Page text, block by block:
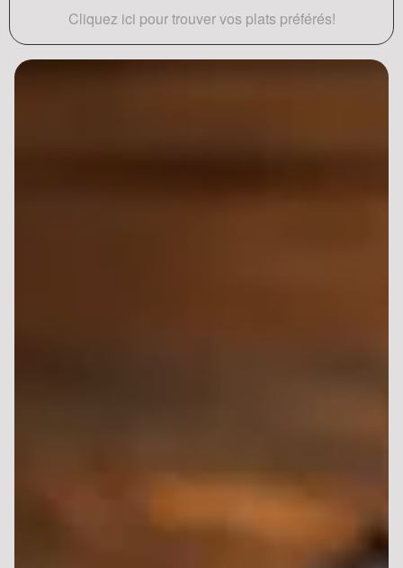
Cliquez ici pour trouver vos plats préférés!